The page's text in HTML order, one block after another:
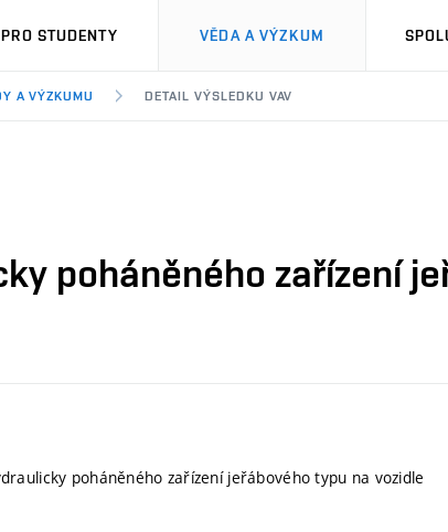
PRO STUDENTY VĚDA A VÝZKUM
A VÝZKUMU DETAIL VÝSLEDKU VAV
poháněného zařízení
poháněného zařízení jeřábového typu na vozidle